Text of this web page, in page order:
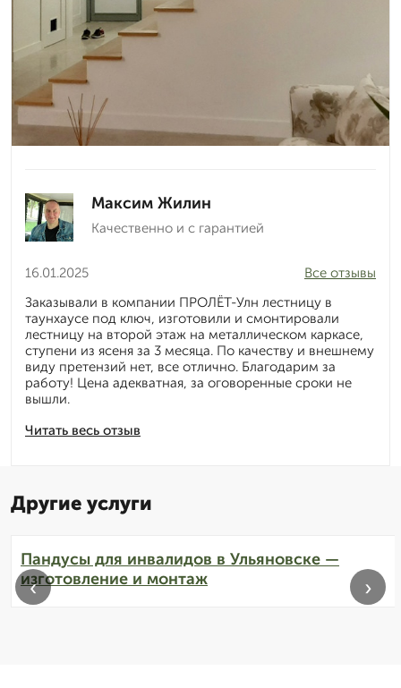
Максим Жилин
Качественно и с гарантией
16.01.2025
Читать весь отзыв
Все отзывы
Заказывали в компании ПРОЛЁТ-Улн лестницу в
таунхаусе под ключ, изготовили и смонтировали
лестницу на второй этаж на металлическом каркасе,
ступени из ясеня за 3 месяца. По качеству и внешнему
виду претензий нет, все отлично. Благодарим за
работу! Цена адекватная, за оговоренные сроки не
вышли.
Другие услуги
Пандусы для инвалидов в Ульяновске —
изготовление и монтаж
‹ ›